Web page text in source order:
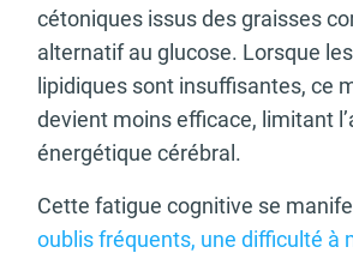
cétoniques issus des graisses
alternatif au glucose. Lorsque
lipidiques sont insuffisantes, ce
devient moins efficace, limitant
énergétique cérébral.
Cette fatigue cognitive se
oublis fréquents, une difficulté à